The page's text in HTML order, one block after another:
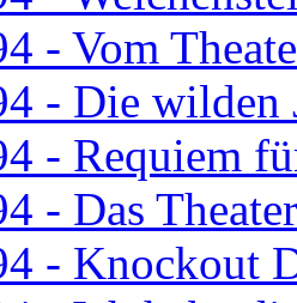
- Vom
- Die wilden
- Requiem
- Das
- Knockout